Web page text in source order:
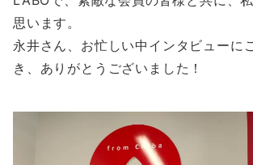
思います。
永井さん、お忙しい中インタビューに
き、ありがとうございました！